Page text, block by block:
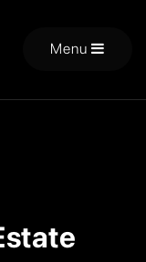
Menu